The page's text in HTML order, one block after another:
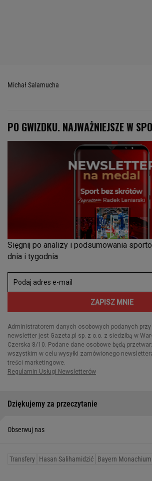
Michał Salamucha
Dziękujemy za przeczytanie
Obserwuj nas
Transfery Hasan Salihamidzić Bayern Monachium